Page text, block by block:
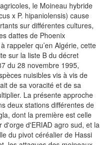
le Moineau hybride
x P. hipaniolensis) cause
sur différentes cultures,
dattes de Phoenix
rappeler qu’en Algérie, cette
sur la liste B du décret
du 28 novembre 1995,
nuisibles vis à vis de
de sa voracité et de sa
La présente approche
deux stations différentes de
dont la première est celle
d'orge d'ERIAD agro sud, et la
du pivot céréalier de Hassi